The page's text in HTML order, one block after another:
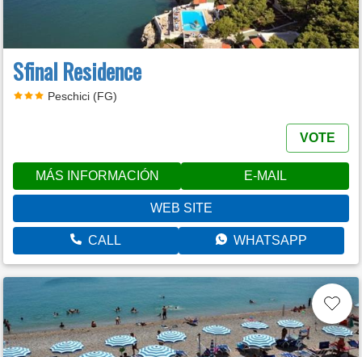
Sfinal Residence
Peschici (FG)
VOTE
MÁS INFORMACIÓN E-MAIL
WEB SITE
CALL WHATSAPP